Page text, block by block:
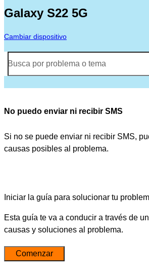
Galaxy S22 5G
Cambiar dispositivo
Busca por problema o tema
No puedo enviar ni recibir SMS
Si no se puede enviar ni recibir SMS,
causas posibles al problema.
Iniciar la guía para solucionar tu
Esta guía te va a conducir a través de
causas y soluciones al problema.
Comenzar